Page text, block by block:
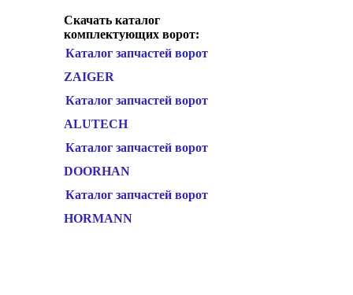
Скачать каталог
комплектующих ворот:
Каталог запчастей ворот
ZAIGER
Каталог запчастей ворот
ALUTECH
Каталог запчастей ворот
DOORHAN
Каталог запчастей ворот
HORMANN